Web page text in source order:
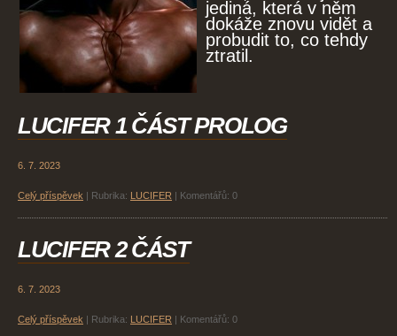
jediná, která v něm
dokáže znovu vidět a
probudit to, co tehdy
ztratil.
LUCIFER 1 ČÁST PROLOG
6. 7. 2023
Celý příspěvek Rubrika: LUCIFER Komentářů: 0
LUCIFER 2 ČÁST
6. 7. 2023
Celý příspěvek Rubrika: LUCIFER Komentářů: 0